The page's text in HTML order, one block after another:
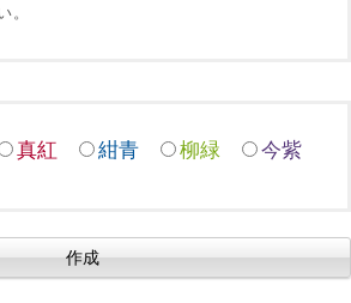
真紅 紺青 柳緑 今紫